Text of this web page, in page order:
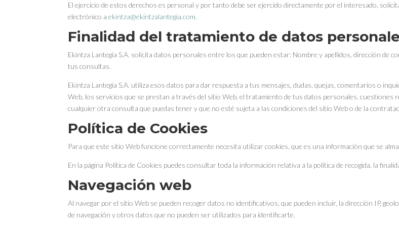
El ejercicio de estos derechos es personal y por tanto debe ser ejercido directamente por el interesado,
electrónico aekintza@ekintzalantegia.com.
Finalidad del tratamiento de datos
Ekintza Lantegia S.A. solicita datos personales entre los que pueden estar: Nombre y apellidos, dirección de
tus consultas.
Ekintza Lantegia S.A. utiliza esos datos para dar respuesta a tus mensajes, dudas, quejas, comentarios o
Web, los servicios que se prestan a través del sitio Web, el tratamiento de tus datos personales, cuestiones
cualquier otra consulta que puedas tener y que no esté sujeta a las condiciones del sitio Web o de la
Política de Cookies
Para que este sitio Web funcione correctamente necesita utilizar cookies, que es una información que se
En la página Política de Cookies puedes consultar toda la información relativa a la política de recogida, la
Navegación web
Al navegar por el sitio Web se pueden recoger datos no identificativos, que pueden incluir, la dirección IP,
de navegación y otros datos que no pueden ser utilizados para identificarte.